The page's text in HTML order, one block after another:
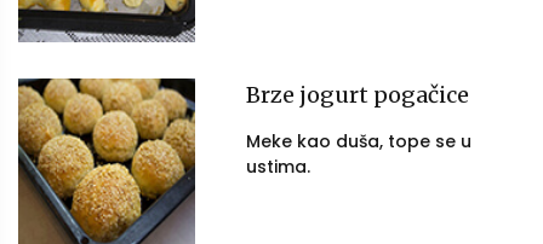
Brze jogurt pogačice
Meke kao duša, tope se u
ustima.